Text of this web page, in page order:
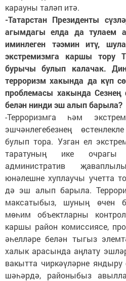
карауны таләп итә.
-Татарстан Президенты
агымдагы елда да тулаем
иминлеген тәэмин итү,
экстремизмга каршы тору
бурычы булып калачак.
терроризм хакында да күп
проблемасы хакында Сезнең
белән нинди эш алып барыла?
-Терроризмга һәм
эшчәнлегебезнең
булып тора. Узган ел
таратуның ике очрагы
административ
юнәлешне хуплаучы учетта
дә эш алып барыла.
максатыбыз, шуның өчен
мөһим объектларны
каршы район комиссиясе,
әһелләре белән тыгыз
халык арасында аңлату
вакытта чиркәүләрне
шәһәрдә, районыбыз